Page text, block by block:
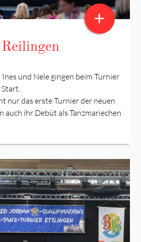
und Nele gingen beim Turnier
Start.
nur das erste Turnier der neuen
auch ihr Debüt als Tanzmariechen
+